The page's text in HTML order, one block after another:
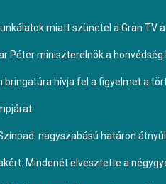
miatt szünetel a Gran TV
Péter miniszterelnök a
bringatúra hívja fel a figyelmet a
nagyszabású határon
Mindenét elvesztette a